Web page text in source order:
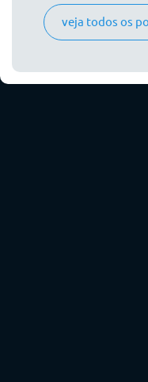
veja todos os